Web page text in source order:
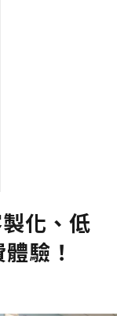
化、低
驗！